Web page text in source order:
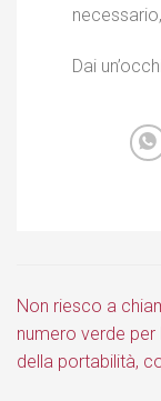
Dai
Non riesco a
numero verde
della portabilità,